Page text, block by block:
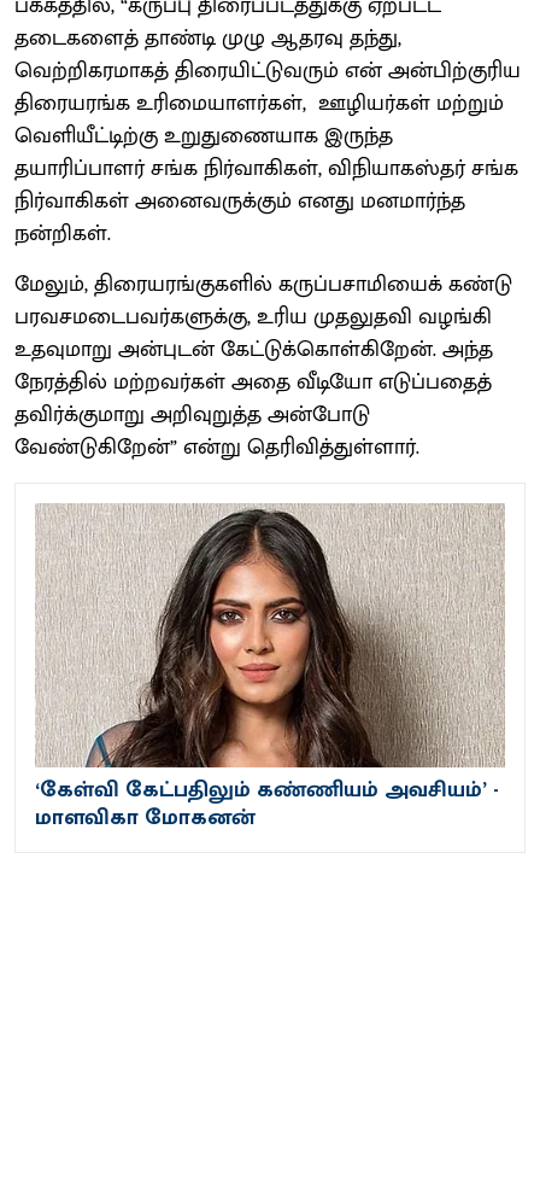
தடைகளைத் தாண்டி முழு ஆதரவு தந்து,
வெற்றிகரமாகத் திரையிட்டுவரும் என் அன்பிற்குரிய
திரையரங்க உரிமையாளர்கள், ஊழியர்கள் மற்றும்
வெளியீட்டிற்கு உறுதுணையாக இருந்த
தயாரிப்பாளர் சங்க நிர்வாகிகள், விநியாகஸ்தர் சங்க
நிர்வாகிகள் அனைவருக்கும் எனது மனமார்ந்த
நன்றிகள்.
மேலும், திரையரங்குகளில் கருப்பசாமியைக் கண்டு
பரவசமடைபவர்களுக்கு, உரிய முதலுதவி வழங்கி
உதவுமாறு அன்புடன் கேட்டுக்கொள்கிறேன். அந்த
நேரத்தில் மற்றவர்கள் அதை வீடியோ எடுப்பதைத்
தவிர்க்குமாறு அறிவுறுத்த அன்போடு
வேண்டுகிறேன்” என்று தெரிவித்துள்ளார்.
‘கேள்வி கேட்பதிலும் கண்ணியம் அவசியம்’ -
மாளவிகா மோகனன்